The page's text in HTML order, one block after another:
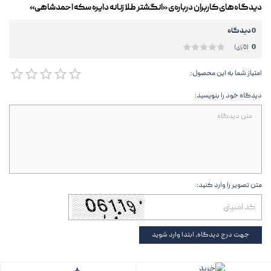
دیدگاه‌های کاربران درباره‌ی «انگشتر طلا زنانه دایره سکه احمدشاهی»
0 دیدگاه
0 (0 رای)
امتیاز شما به این محصول:
دیدگاه خود را بنویسید:
متن تصویر را وارد کنید:
جهت درج دیدگاه، ابتدا وارد شوید